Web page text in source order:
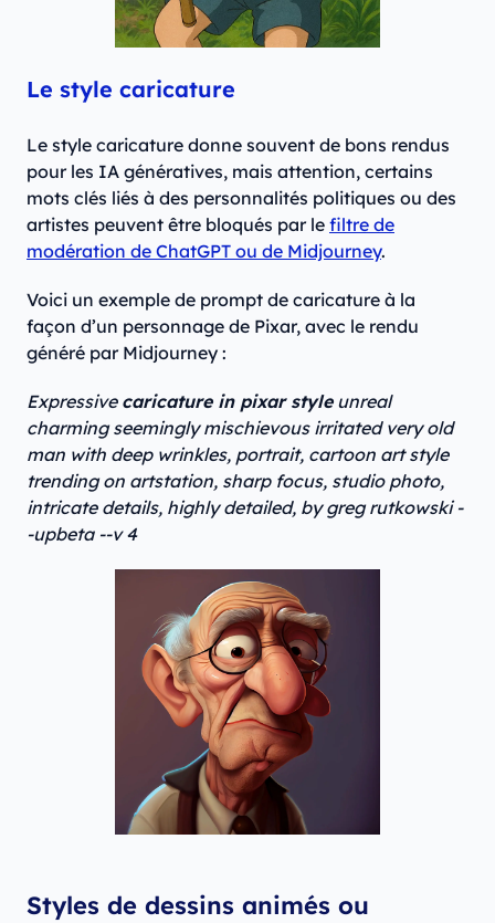
Le style caricature
Le style caricature donne souvent de bons rendus
pour les IA génératives, mais attention, certains
mots clés liés à des personnalités politiques ou des
artistes peuvent être bloqués par le filtre de
modération de ChatGPT ou de Midjourney.
Voici un exemple de prompt de caricature à la
façon d’un personnage de Pixar, avec le rendu
généré par Midjourney :
Expressive caricature in pixar styleunreal
charming seemingly mischievous irritated very old
man with deep wrinkles, portrait, cartoon art style
trending on artstation, sharp focus, studio photo,
intricate details, highly detailed, by greg rutkowski -
-upbeta --v 4
Styles de dessins animés ou